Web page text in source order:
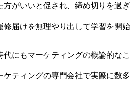
方がいいと促され、締め切りを過ぎ
修届けを無理やり出して学習を開始
にもマーケティングの概論的なこ
ケティングの専門会社で実際に数多